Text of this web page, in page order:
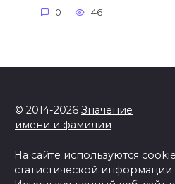
0 46
© 2014-2026 Значение
имени и фамилии
На сайте используются
статистической информации